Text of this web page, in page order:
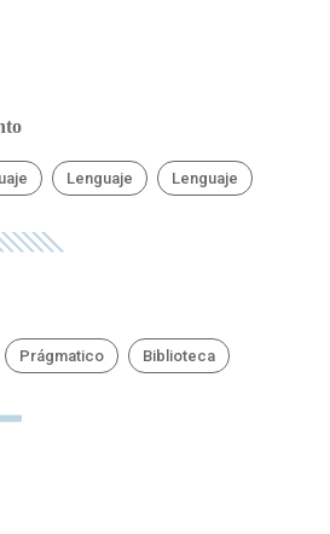
Lenguaje Lenguaje
Prágmatico Biblioteca